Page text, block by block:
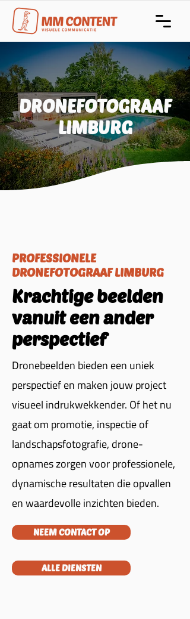
DRONEFOTOGRAAF
LIMBURG
PROFESSIONELE
DRONEFOTOGRAAF LIMBURG
Krachtige beelden
vanuit een ander
perspectief
Dronebeelden bieden een uniek
perspectief en maken jouw project
visueel indrukwekkender. Of het nu
gaat om promotie, inspectie of
landschapsfotografie, drone-
opnames zorgen voor professionele,
dynamische resultaten die opvallen
en waardevolle inzichten bieden.
NEEM CONTACT OP
ALLE DIENSTEN